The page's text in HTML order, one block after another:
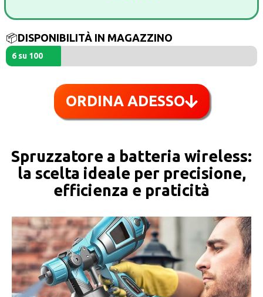
📦DISPONIBILITÀ IN MAGAZZINO
6 su 100
ORDINA ADESSO
Spruzzatore a batteria wireless:
la scelta ideale per precisione,
efficienza e praticità